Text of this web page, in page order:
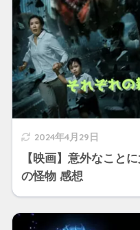
2024年4月29日
【映画】意外なこと
の怪物 感想